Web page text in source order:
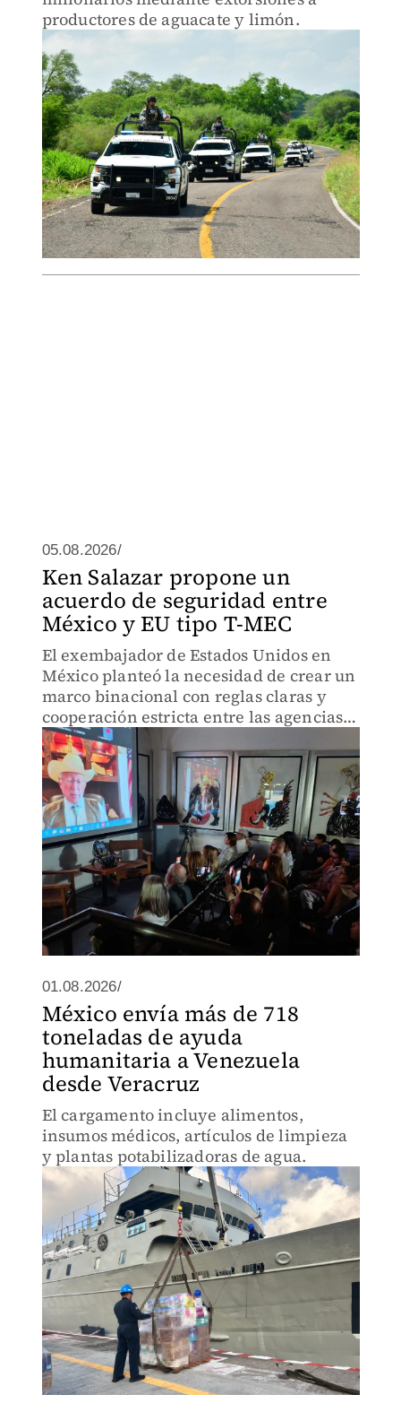
productores de aguacate y limón.
05.08.2026/
Ken Salazar propone un
acuerdo de seguridad entre
México y EU tipo T-MEC
El exembajador de Estados Unidos en
México planteó la necesidad de crear un
marco binacional con reglas claras y
cooperación estricta entre las agencias
de seguridad de ambos países, bajo un
modelo equiparable al T-MEC.
01.08.2026/
México envía más de 718
toneladas de ayuda
humanitaria a Venezuela
desde Veracruz
El cargamento incluye alimentos,
insumos médicos, artículos de limpieza
y plantas potabilizadoras de agua.